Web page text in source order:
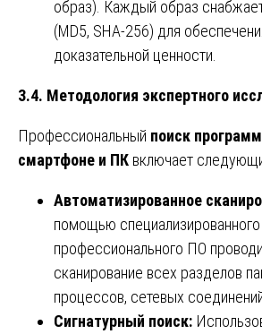
образ). Каждый образ
(MD5, SHA-256) для
доказательной ценности.
3.4. Методология экспертного
Профессиональный поиск
смартфоне и ПК включает
Автоматизированное
помощью специализированного
профессионального ПО
сканирование всех разделов
процессов, сетевых
Сигнатурный поиск: